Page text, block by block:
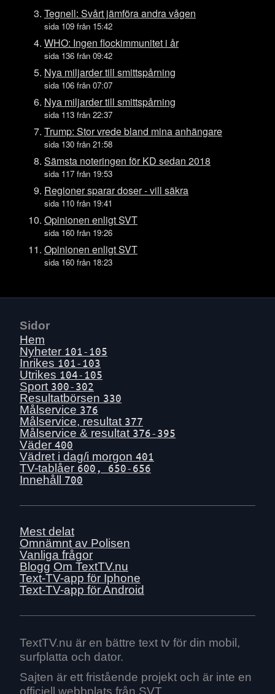
Ons 22 juli
Tis 21 juli
Mån 20 juli
Sön 19 juli
Lör 18 juli
Fre 17 juli
Tors 16 juli
Ons 15 juli
Tis 14 juli
Mån 13 juli
Sön 12 juli
Fre 10 juli
Tors 9 juli
Ons 8 juli
Mån 6 juli
Lör 4 juli
Fre 3 juli
Tors 2 juli
Ons 1 juli
Tis 30 juni
Mån 29 juni
Sön 28 juni
Lör 27 juni
Fre 26 juni
Tors 25 juni
Ons 24 juni
Mån 22 juni
Sön 21 juni
Lör 20 juni
Fre 19 juni
Tis 16 juni
Mån 15 juni
Sön 14 juni
Tegnell: Svårt jämföra andra vågen
sida 109 från 15:42
WHO: Ingen flockimmunitet i år
sida 136 från 09:42
Nya miljarder till smittspårning
sida 106 från 07:07
Nya miljarder till smittspårning
sida 113 från 22:37
Trump: Stor vrede bland mina anhängare
sida 130 från 21:58
Sämsta noteringen för KD sedan 2018
sida 117 från 19:53
Regioner sparar doser - vill säkra
sida 110 från 19:41
Opinionen enligt SVT
sida 160 från 19:26
Opinionen enligt SVT
sida 160 från 18:23
Sidor
Hem
Nyheter 101-105
Inrikes 101-103
Utrikes 104-105
Sport 300-302
Resultatbörsen 330
Målservice 376
Målservice, resultat 377
Målservice & resultat 376-395
Väder 400
Vädret i dag/i morgon 401
TV-tablåer 600, 650-656
Innehåll 700
Mest delat
Omnämnt av Polisen
Vanliga frågor
Blogg Om TextTV.nu
Text-TV-app för Iphone
Text-TV-app för Android
TextTV.nu är en bättre text tv för din mobil,
surfplatta och dator.
Sajten är ett fristående projekt och är inte en
officiell webbplats från SVT.